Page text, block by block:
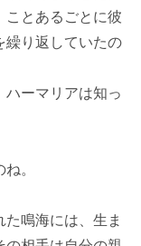
ことあるごとに彼
繰り返していたの
ーマリアは知っ
。
鳴海には、生ま